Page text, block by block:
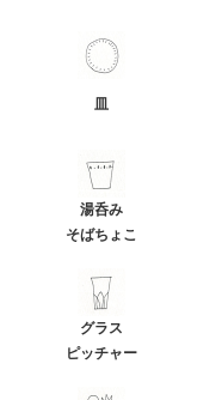
皿
湯呑み
そばちょこ
グラス
ピッチャー